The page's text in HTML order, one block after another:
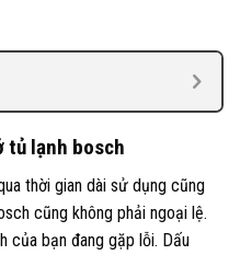
tủ lạnh bosch
thời gian dài sử dụng cũng
cũng không phải ngoại lệ.
của bạn đang gặp lỗi. Dấu